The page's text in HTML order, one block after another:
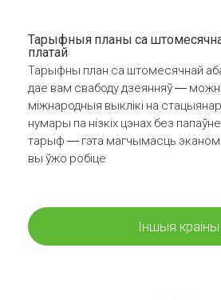
Тарыфныя планы са
платай
Тарыфны план са штомесячнай
дае вам свабоду дзеянняў —
міжнародныя выклікі на
нумары па нізкіх цэнах без
тарыф — гэта магчымасць
вы ўжо робіце
Іншыя краіны